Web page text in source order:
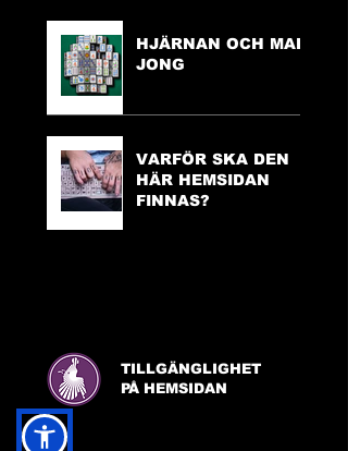
HJÄRNAN OCH MAH
JONG
VARFÖR SKA DEN
HÄR HEMSIDAN
FINNAS?
TILLGÄNGLIGHET
PÅ HEMSIDAN